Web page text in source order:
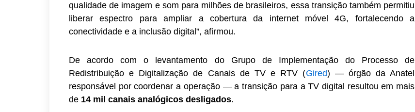
qualidade de imagem e som para milhões de brasileiros, essa transição também permitiu
liberar espectro para ampliar a cobertura da internet móvel 4G, fortalecendo a
conectividade e a inclusão digital”, afirmou.
De acordo com o levantamento do Grupo de Implementação do Processo de
Redistribuição e Digitalização de Canais de TV e RTV (Gired) — órgão da Anatel
responsável por coordenar a operação — a transição para a TV digital resultou em mais
de 14 mil canais analógicos desligados.